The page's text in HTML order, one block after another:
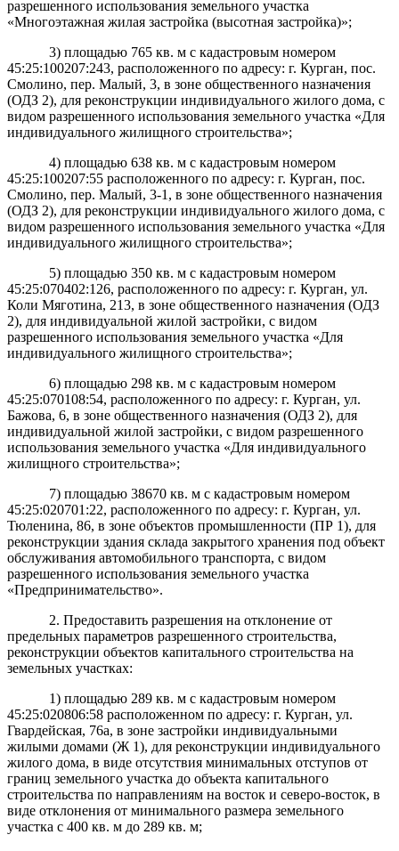
разрешенного использования земельного участка
«Многоэтажная жилая застройка (высотная застройка)»;
3) площадью 765 кв. м с кадастровым номером
45:25:100207:243, расположенного по адресу: г. Курган, пос.
Смолино, пер. Малый, 3, в зоне общественного назначения
(ОДЗ 2), для реконструкции индивидуального жилого дома, с
видом разрешенного использования земельного участка «Для
индивидуального жилищного строительства»;
4) площадью 638 кв. м с кадастровым номером
45:25:100207:55 расположенного по адресу: г. Курган, пос.
Смолино, пер. Малый, 3-1, в зоне общественного назначения
(ОДЗ 2), для реконструкции индивидуального жилого дома, с
видом разрешенного использования земельного участка «Для
индивидуального жилищного строительства»;
5) площадью 350 кв. м с кадастровым номером
45:25:070402:126, расположенного по адресу: г. Курган, ул.
Коли Мяготина, 213, в зоне общественного назначения (ОДЗ
2), для индивидуальной жилой застройки, с видом
разрешенного использования земельного участка «Для
индивидуального жилищного строительства»;
6) площадью 298 кв. м с кадастровым номером
45:25:070108:54, расположенного по адресу: г. Курган, ул.
Бажова, 6, в зоне общественного назначения (ОДЗ 2), для
индивидуальной жилой застройки, с видом разрешенного
использования земельного участка «Для индивидуального
жилищного строительства»;
7) площадью 38670 кв. м с кадастровым номером
45:25:020701:22, расположенного по адресу: г. Курган, ул.
Тюленина, 86, в зоне объектов промышленности (ПР 1), для
реконструкции здания склада закрытого хранения под объект
обслуживания автомобильного транспорта, с видом
разрешенного использования земельного участка
«Предпринимательство».
2. Предоставить разрешения на отклонение от
предельных параметров разрешенного строительства,
реконструкции объектов капитального строительства на
земельных участках:
1) площадью 289 кв. м с кадастровым номером
45:25:020806:58 расположенном по адресу: г. Курган, ул.
Гвардейская, 76а, в зоне застройки индивидуальными
жилыми домами (Ж 1), для реконструкции индивидуального
жилого дома, в виде отсутствия минимальных отступов от
границ земельного участка до объекта капитального
строительства по направлениям на восток и северо-восток, в
виде отклонения от минимального размера земельного
участка с 400 кв. м до 289 кв. м;